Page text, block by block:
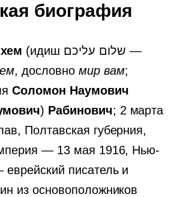
биография
(идиш ‏שלום עליכם‏‎ —
, дословно мир вам;
Соломон Наумович
) Рабинович; 2 марта
Полтавская губерния,
— 13 мая 1916, Нью-
писатель и
из основоположников